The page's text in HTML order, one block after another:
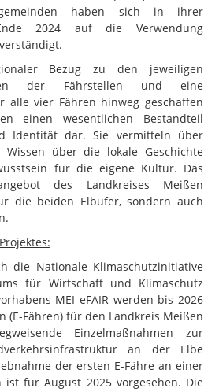
haben sich in ihrer
2024 auf die Verwendung
Bezug zu den jeweiligen
der Fährstellen und eine
alle vier Fähren hinweg geschaffen
einen wesentlichen Bestandteil
Identität dar. Sie vermitteln über
Wissen über die lokale Geschichte
für die eigene Kultur. Das
des Landkreises Meißen
die beiden Elbufer, sondern auch
die Nationale Klimaschutzinitiative
für Wirtschaft und Klimaschutz
MEI_eFAIR werden bis 2026
(E-Fähren) für den Landkreis Meißen
Einzelmaßnahmen zur
an der Elbe
der ersten E-Fähre an einer
für August 2025 vorgesehen. Die